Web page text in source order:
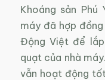
Khoáng sản Phú
máy đã hợp
Động Việt để
quạt của nhà
vẫn hoạt động